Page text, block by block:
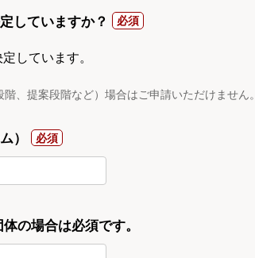
していますか？
しています。
、提案段階など）場合はご申請いただけません。
）
の場合は必須です。